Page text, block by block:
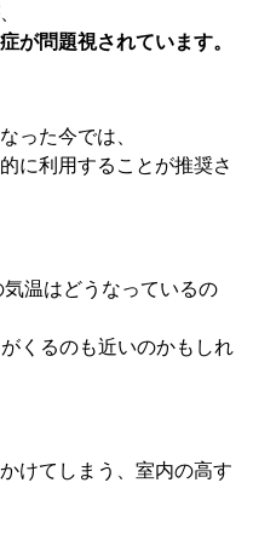
が問題視されています。
った今では、
に利用することが推奨さ
温はどうなっているの
くるのも近いのかもしれ
けてしまう、室内の高す